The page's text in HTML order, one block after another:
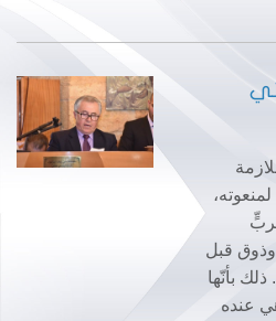
وذوق قبل
بأنّها
عنده